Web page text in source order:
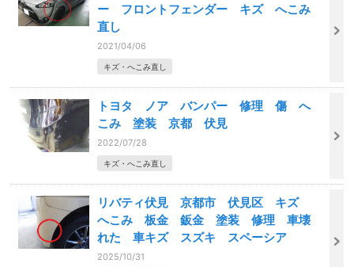
ー フロントフェンダー キズ へこみ
直し
2021/04/06
キズ・へこみ直し
トヨタ ノア バンパー 修理 傷 へ
こみ 塗装 京都 伏見
2022/07/28
キズ・へこみ直し
リバティ伏見 京都市 伏見区 キズ
へこみ 板金 鈑金 塗装 修理 車壊
れた 車キズ スズキ スペーシア
2025/10/31